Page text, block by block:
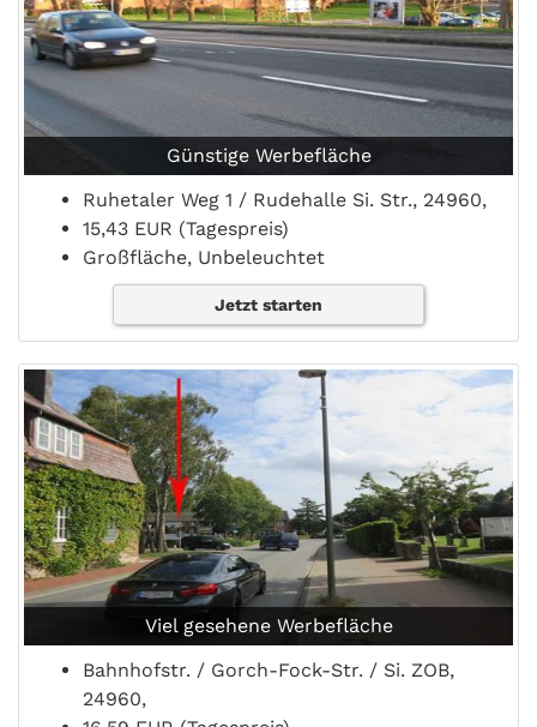
Günstige Werbefläche
Ruhetaler Weg 1 / Rudehalle Si. Str., 24960,
15,43 EUR (Tagespreis)
Großfläche, Unbeleuchtet
Jetzt starten
Viel gesehene Werbefläche
Bahnhofstr. / Gorch-Fock-Str. / Si. ZOB,
24960,